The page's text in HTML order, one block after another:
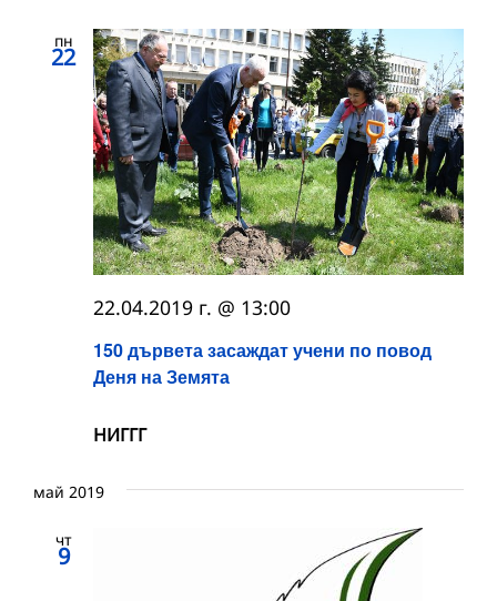
пн
22
150 дървета засаждат учени по повод
Деня на Земята
22.04.2019 г. @ 13:00
НИГГГ
май 2019
чт
9